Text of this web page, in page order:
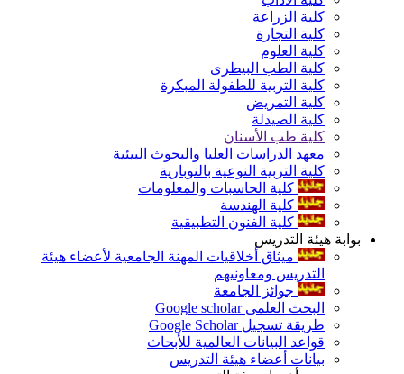
كلية الزراعة
كلية التجارة
كلية العلوم
كلية الطب البيطرى
كلية التربية للطفولة المبكرة
كلية التمريض
كلية الصيدلة
كلية طب الأسنان
معهد الدراسات العليا والبحوث البيئية
كلية التربية النوعية بالنوبارية
كلية الحاسبات والمعلومات
كلية الهندسة
كلية الفنون التطبيقية
بوابة هيئة التدريس
ميثاق أخلاقيات المهنة الجامعية لأعضاء هيئة
التدريس ومعاونيهم
جوائز الجامعة
البحث العلمى Google scholar
طريقة تسجيل Google Scholar
قواعد البيانات العالمية للأبحاث
بيانات أعضاء هيئة التدريس